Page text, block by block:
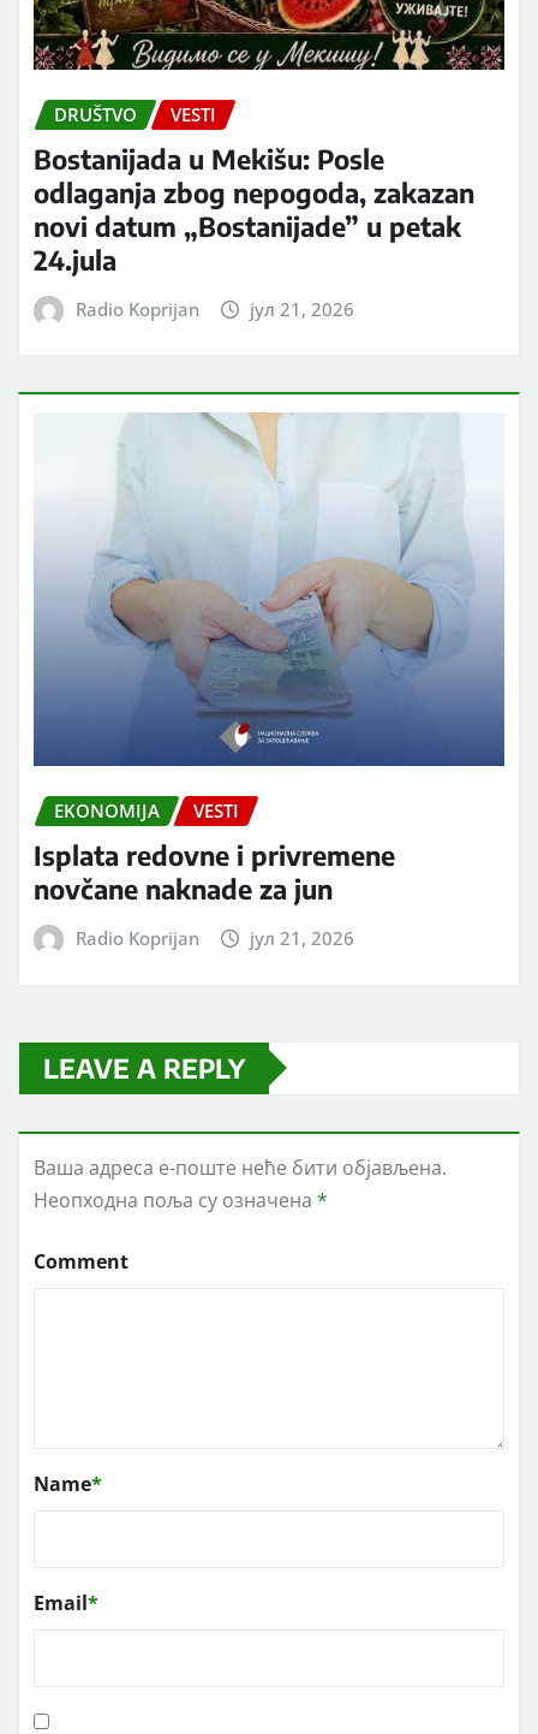
DRUŠTVO VESTI
Bostanijada u Mekišu: Posle
odlaganja zbog nepogoda, zakazan
novi datum „Bostanijade” u petak
24.jula
Radio Koprijan јул 21, 2026
EKONOMIJA VESTI
Isplata redovne i privremene
novčane naknade za jun
Radio Koprijan јул 21, 2026
LEAVE A REPLY
Ваша адреса е-поште неће бити објављена.
Неопходна поља су означена *
Comment
Name*
Email*